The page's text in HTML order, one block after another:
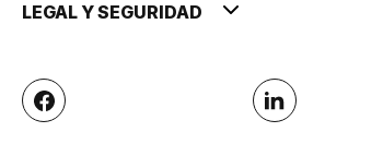
LEGAL Y SEGURIDAD